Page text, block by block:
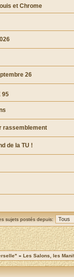
et Chrome
26
95
rassemblement
de la TU !
sujets postés depuis:
» Les Salons, les